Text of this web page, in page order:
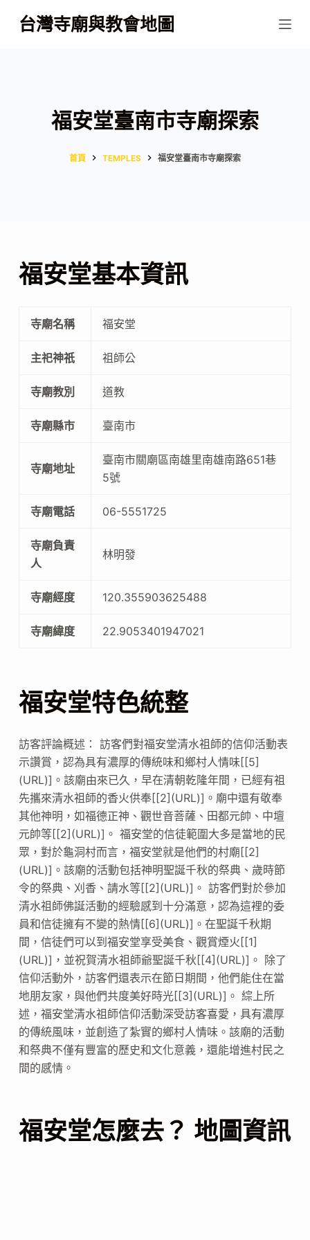
跳
至
台灣寺廟與教會地圖
福安堂臺南市寺廟探索
首頁 TEMPLES 福安堂臺南市寺廟探索
福安堂基本資訊
寺廟名稱 福安堂
主祀神祇 祖師公
寺廟教別 道教
寺廟縣市 臺南市
寺廟地址
臺南市關廟區南雄里南雄南路651巷
5號
寺廟電話 06-5551725
寺廟負責
人
林明發
寺廟經度 120.355903625488
寺廟緯度 22.9053401947021
福安堂特色統整
訪客評論概述： 訪客們對福安堂清水祖師的信仰活動表
示讚賞，認為具有濃厚的傳統味和鄉村人情味[[5]
(URL)]。該廟由來已久，早在清朝乾隆年間，已經有祖
先攜來清水祖師的香火供奉[[2](URL)]。廟中還有敬奉
其他神明，如福德正神、觀世音菩薩、田都元帥、中壇
元帥等[[2](URL)]。 福安堂的信徒範圍大多是當地的民
眾，對於龜洞村而言，福安堂就是他們的村廟[[2]
(URL)]。該廟的活動包括神明聖誕千秋的祭典、歲時節
令的祭典、刈香、請水等[[2](URL)]。 訪客們對於參加
清水祖師佛誕活動的經驗感到十分滿意，認為這裡的委
員和信徒擁有不變的熱情[[6](URL)]。在聖誕千秋期
間，信徒們可以到福安堂享受美食、觀賞煙火[[1]
(URL)]，並祝賀清水祖師爺聖誕千秋[[4](URL)]。 除了
信仰活動外，訪客們還表示在節日期間，他們能住在當
地朋友家，與他們共度美好時光[[3](URL)]。 綜上所
述，福安堂清水祖師信仰活動深受訪客喜愛，具有濃厚
的傳統風味，並創造了紮實的鄉村人情味。該廟的活動
和祭典不僅有豐富的歷史和文化意義，還能增進村民之
間的感情。
福安堂怎麼去？ 地圖資訊